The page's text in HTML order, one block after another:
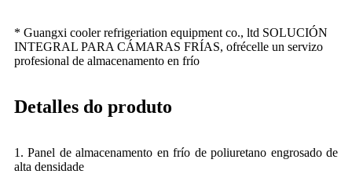
* Guangxi cooler refrigeriation equipment co., ltd SOLUCIÓN
INTEGRAL PARA CÁMARAS FRÍAS, ofrécelle un servizo
profesional de almacenamento en frío
Detalles do produto
1. Panel de almacenamento en frío de poliuretano engrosado de
alta densidade